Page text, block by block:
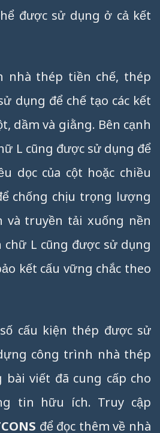
được sử dụng ở cả kết
nhà thép tiền chế, thép
dụng để chế tạo các kết
dầm và giằng. Bên cạnh
L cũng được sử dụng để
dọc của cột hoặc chiều
chống chịu trọng lượng
và truyền tải xuống nền
L cũng được sử dụng
kết cấu vững chắc theo
cấu kiện thép được sử
công trình nhà thép
bài viết đã cung cấp cho
tin hữu ích. Truy cập
để đọc thêm về nhà